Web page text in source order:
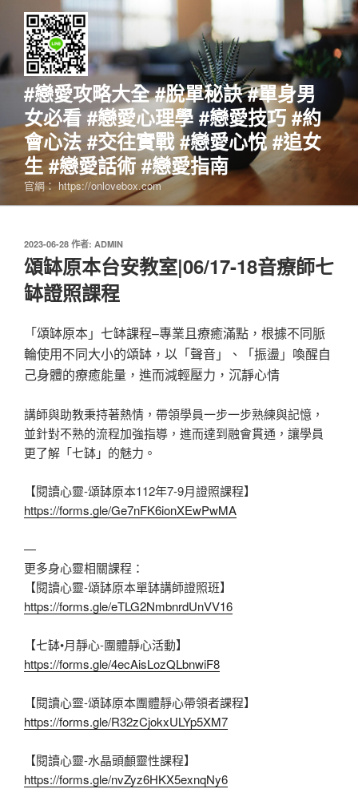
要
#戀愛攻略大全 #脫單秘訣 #單身男
女必看 #戀愛心理學 #戀愛技巧 #約
會心法 #交往實戰 #戀愛心悅 #追女
生 #戀愛話術 #戀愛指南
官網： https://onlovebox.com
發
佈
於
2023-06-28 作者: ADMIN
頌缽原本台安教室|06/17-18音療師七
缽證照課程
「頌缽原本」七缽課程–專業且療癒滿點，根據不同脈
輪使用不同大小的頌缽，以「聲音」、「振盪」喚醒自
己身體的療癒能量，進而減輕壓力，沉靜心情
講師與助教秉持著熱情，帶領學員一步一步熟練與記憶，
並針對不熟的流程加強指導，進而達到融會貫通，讓學員
更了解「七缽」的魅力。
【閱讀心靈-頌缽原本112年7-9月證照課程】
https://forms.gle/Ge7nFK6ionXEwPwMA
—
更多身心靈相關課程：
【閱讀心靈-頌缽原本單缽講師證照班】
https://forms.gle/eTLG2NmbnrdUnVV16
【七缽•月靜心-團體靜心活動】
https://forms.gle/4ecAisLozQLbnwiF8
【閱讀心靈-頌缽原本團體靜心帶領者課程】
https://forms.gle/R32zCjokxULYp5XM7
【閱讀心靈-水晶頭顱靈性課程】
https://forms.gle/nvZyz6HKX5exnqNy6